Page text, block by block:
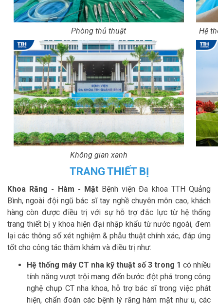
Phòng thủ thuật Hệ
Không gian xanh
TRANG THIẾT BỊ
Khoa Răng - Hàm - MặtBệnh viện Đa khoa TTH Quảng
Bình, ngoài đội ngũ bác sĩ tay nghề chuyên môn cao, khách
hàng còn được điều trị với sự hỗ trợ đắc lực từ hệ thống
trang thiết bị y khoa hiện đại nhập khẩu từ nước ngoài, đem
lại các thông số xét nghiệm & phẫu thuật chính xác, đáp ứng
tốt cho công tác thăm khám và điều trị như:
Hệ thống máy CT nha kỹ thuật số 3 trong 1 có nhiều
tính năng vượt trội mang đến bước đột phá trong công
nghệ chụp CT nha khoa, hỗ trợ bác sĩ trong việc phát
hiện, chẩn đoán các bệnh lý răng hàm mặt như u, các